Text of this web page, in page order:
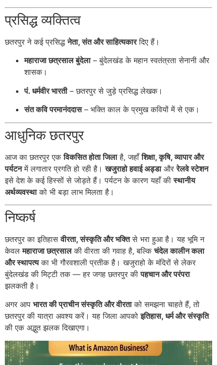
प्रसिद्ध व्यक्तित्व
छतरपुर ने कई प्रसिद्धनेता, संत और साहित्यकारदिए हैं।
महाराजा छत्रसाल बुंदेला– बुंदेलखंड के महान स्वतंत्रता सेनानी और
शासक।
पं. धर्मवीर भारती– छतरपुर से जुड़े प्रसिद्ध लेखक।
संत कवि परमानंददास– भक्ति काल के प्रमुख कवियों में से एक।
आधुनिक छतरपुर
आज का छतरपुर एकविकसित होता जिलाहै, जहाँशिक्षा, कृषि, व्यापार और
पर्यटनमें लगातार प्रगति हो रही है।खजुराहो हवाई अड्डाऔररेलवे स्टेशन
इसे देश के कई हिस्सों से जोड़ते हैं। पर्यटन के कारण यहाँ कीस्थानीय
अर्थव्यवस्थाको भी बड़ा लाभ मिलता है।
निष्कर्ष
छतरपुर का इतिहासवीरता, संस्कृति और भक्तिसे भरा हुआ है। यह भूमि न
केवलमहाराजा छत्रसालकी वीरता की गवाह है, बल्किचंदेल कालीन कला
और स्थापत्यका भी गौरवशाली प्रतीक है। खजुराहो के मंदिरों से लेकर
बुंदेलखंड की मिट्टी तक — हर जगह छतरपुर कीपहचान और परंपरा
झलकती है।
अगर आप भारत की प्राचीन संस्कृति और वीरताको समझना चाहते हैं, तो
छतरपुर की यात्रा अवश्य करें। यह जिला आपकोइतिहास, धर्म और संस्कृति
की एक अद्भुत झलक दिखाएगा।